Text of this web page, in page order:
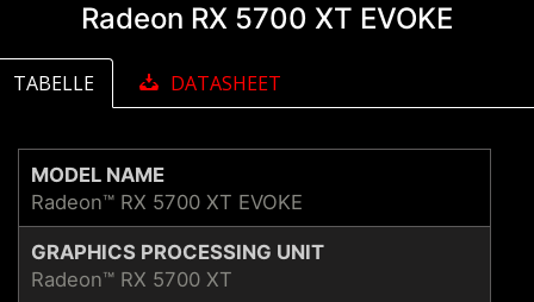
Radeon RX 5700 XT EVOKE
TABELLE DATASHEET
MODEL NAME
Radeon™ RX 5700 XT EVOKE
GRAPHICS PROCESSING UNIT
Radeon™ RX 5700 XT